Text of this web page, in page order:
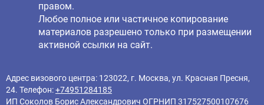
правом.
Любое полное или частичное копирование
материалов разрешено только при размещении
активной ссылки на сайт.
Адрес визового центра: 123022, г. Москва, ул. Красная Пресня,
24. Телефон:+74951284185
ИП Соколов Борис Александрович ОГРНИП 317527500107676